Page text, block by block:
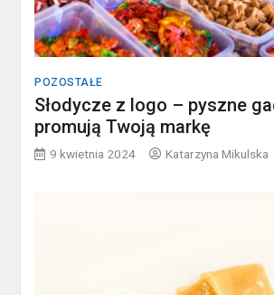
POZOSTAŁE
Słodycze z logo – pyszne
promują Twoją markę
9 kwietnia 2024 Katarzyna Mikulska